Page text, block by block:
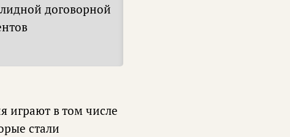
договорной
играют в том числе
стали